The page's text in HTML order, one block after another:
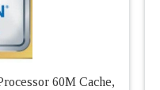
60M Cache,